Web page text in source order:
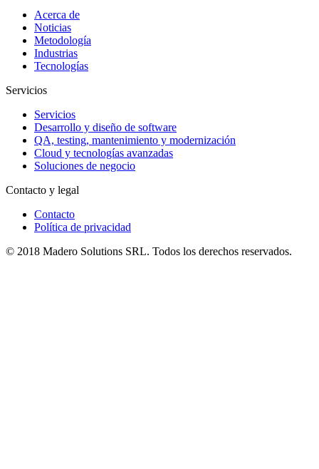
Acerca de
Noticias
Metodología
Industrias
Tecnologías
Servicios
Servicios
Desarrollo y diseño de software
QA, testing, mantenimiento y modernización
Cloud y tecnologías avanzadas
Soluciones de negocio
Contacto y legal
Contacto
Política de privacidad
© 2018 Madero Solutions SRL. Todos los derechos reservados.